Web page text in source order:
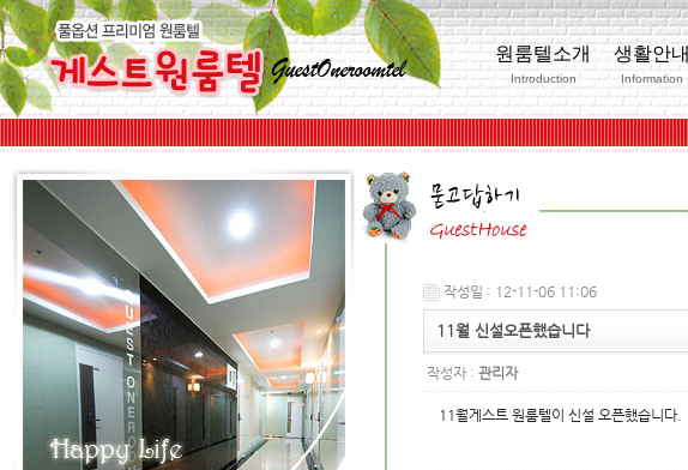
원룸텔소개
Introduction
생활안내
Information
작성일 : 12-11-06 11:06
11월 신설오픈했습니다
작성자 : 관리자
11월게스트 원룸텔이 신설 오픈했습니다.